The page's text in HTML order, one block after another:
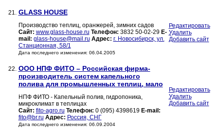
21. GLASS HOUSE
Производство теплиц, оранжерей, зимних садов
Сайт: www.glass-house.ru Телефон: 3832 50-02-29 E-
mail: glass-house@mail.ru Адрес: г. Новосибирск, ул.
Станционная, 58/1
Дата последнего изменения: 06.04.2005
Редактировать
Удалить
Добавить сайт
22. ООО НПФ ФИТО – Российская фирма-
производитель систем капельного
полива для промышленных теплиц, мало
НПФ ФИТО - Капельный полив, гидропоника,
микроклимат в теплицах
Сайт: fito-agro.ru Телефон: 0 (095) 4398619 E-mail:
fito@br.ru Адрес: Россия, СНГ
Дата последнего изменения: 06.09.2004
Редактировать
Удалить
Добавить сайт